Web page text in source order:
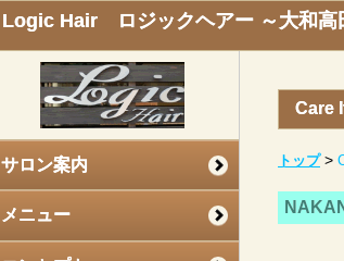
Logic Hair ロジックヘアー ～大和
サロン案内
メニュー
Care
トップ>